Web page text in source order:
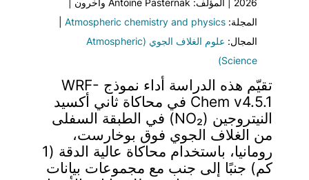
المجلة:Atmospheric chemistry and physics
المجال:
علوم الغلاف الجوي (Atmospheric
Science)
تقيّم هذه الدراسة أداء نموذج WRF-
Chem v4.5.1 في محاكاة ثاني أكسيد
النيتروجين (NO₂) في الطبقة السفلى
من الغلاف الجوي فوق بوخارست،
رومانيا، باستخدام محاكاة عالية الدقة (1
كم) جنبًا إلى جنب مع مجموعات بيانات